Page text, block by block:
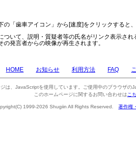
の「歯車アイコン」から[速度]をクリックすると
ついて、説明・質疑者等の氏名がリンク表示さ
の発言者からの映像が再生されます。
HOME お知らせ 利用方法 FAQ
ジは、JavaScriptを使用しています。ご使用中のブラウザの
このホームページに関するお問い合わせは こ
1999-2026 Shugiin All Rights Reserved. 著作権